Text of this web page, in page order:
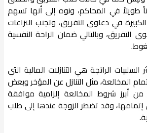
طويلاً في المحاكم، ونوه إلى أنها تسهم
في دعاوى التفريق، وتجنب النزاعات
التفريق، وبالتالي ضمان الراحة النفسية
الرائجة هي التنازلات المالية التي
المخالعة، مثل التنازل عن المؤخر وبعض
أبرز شروط المخالعة إلزامية موافقة
إتمامها، وقد تضطر الزوجة عندها إلى طلب